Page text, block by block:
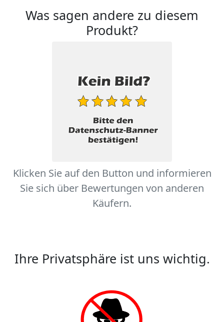
Was sagen andere zu diesem
Produkt?
Klicken Sie auf den Button und informieren
Sie sich über Bewertungen von anderen
Käufern.
Ihre Privatsphäre ist uns wichtig.